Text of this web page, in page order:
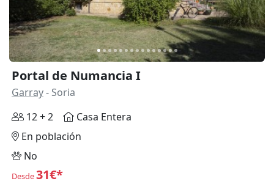
Portal de Numancia I
Garray- Soria
12 + 2
Casa Entera
En población
No
Desde31€*